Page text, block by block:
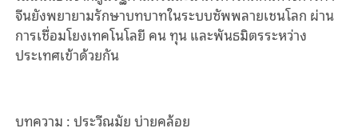
จีนยังพยายามรักษาบทบาทในระบบซัพพลายเชนโลก ผ่าน
การเชื่อมโยงเทคโนโลยี คน ทุน และพันธมิตรระหว่าง
ประเทศเข้าด้วยกัน
บทความ : ประวีณมัย บ่ายคล้อย